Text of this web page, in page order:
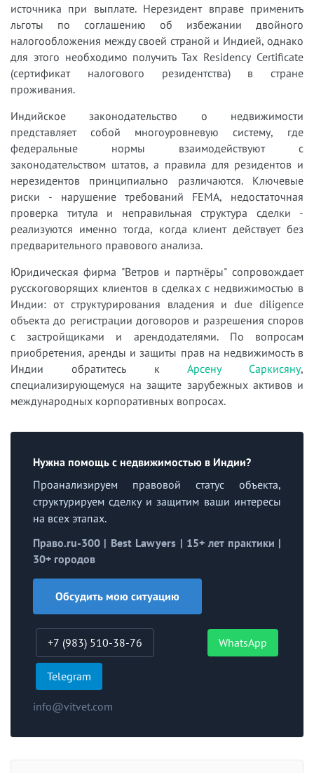
источника при выплате. Нерезидент вправе применить
льготы по соглашению об избежании двойного
налогообложения между своей страной и Индией, однако
для этого необходимо получить Tax Residency Certificate
(сертификат налогового резидентства) в стране
проживания.
Индийское законодательство о недвижимости
представляет собой многоуровневую систему, где
федеральные нормы взаимодействуют с
законодательством штатов, а правила для резидентов и
нерезидентов принципиально различаются. Ключевые
риски - нарушение требований FEMA, недостаточная
проверка титула и неправильная структура сделки -
реализуются именно тогда, когда клиент действует без
предварительного правового анализа.
Юридическая фирма "Ветров и партнёры" сопровождает
русскоговорящих клиентов в сделках с недвижимостью в
Индии: от структурирования владения и due diligence
объекта до регистрации договоров и разрешения споров
с застройщиками и арендодателями. По вопросам
приобретения, аренды и защиты прав на недвижимость в
Индии обратитесь к Арсену Саркисяну,
специализирующемуся на защите зарубежных активов и
международных корпоративных вопросах.
Нужна помощь с недвижимостью в Индии?
Проанализируем правовой статус объекта,
структурируем сделку и защитим ваши интересы
на всех этапах.
Право.ru-300 | Best Lawyers | 15+ лет практики |
30+ городов
Обсудить мою ситуацию
+7 (983) 510-38-76 WhatsApp
Telegram
info@vitvet.com